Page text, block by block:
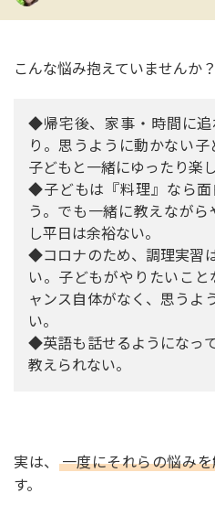
こんな悩み抱えていませんか？
◆帰宅後、家事・時間に
り。思うように動かない
子どもと一緒にゆったり楽
◆子どもは『料理』なら面
う。でも一緒に教えなが
し平日は余裕ない。
◆コロナのため、調理実習
い。子どもがやりたいこ
ャンス自体がなく、思うよ
い。
◆英語も話せるようになっ
教えられない。
実は、 一度にそれらの悩み
す。